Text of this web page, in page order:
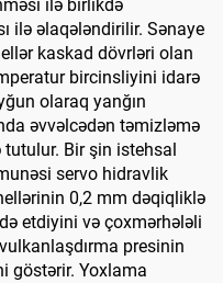
ilə birlikdə
ilə əlaqələndirilir. Sənaye
kaskad dövrləri olan
bircinsliyini idarə
olaraq yanğın
əvvəlcədən təmizləmə
Bir şin istehsal
servo hidravlik
0,2 mm dəqiqliklə
etdiyini və çoxmərhələli
presinin
göstərir. Yoxlama